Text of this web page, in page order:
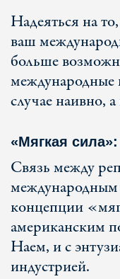
Надеяться на
ваш
больше
международные
случае наивно,
«Мягкая
Связь между
концепции
американским
Наем, и с
индустрией.